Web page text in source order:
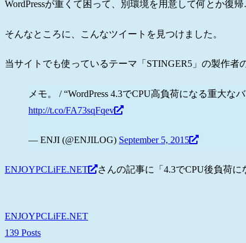
WordPressが重くて困って、別環境を用意して何とか復
そんなところに、こんなツイートを見つけました。
当サイトでも使っているテーマ「STINGER5」の製作者
メモ。 / “WordPress 4.3でCPU高負荷になる重大な
http://t.co/FA73sqFqev
— ENJI (@ENJILOG) September 5, 2015
ENJOYPCLiFE.NET さんの記事に「4.3でCPU後負荷
ENJOYPCLiFE.NET
139 Posts